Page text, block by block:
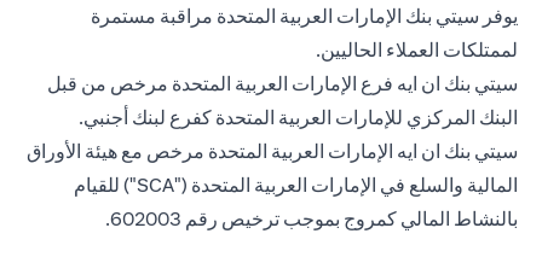
يوفر سيتي بنك الإمارات العربية المتحدة مراقبة مستمرة
لممتلكات العملاء الحاليين.
سيتي بنك ان ايه فرع الإمارات العربية المتحدة مرخص من قبل
البنك المركزي للإمارات العربية المتحدة كفرع لبنك أجنبي.
سيتي بنك ان ايه الإمارات العربية المتحدة مرخص مع هيئة الأوراق
المالية والسلع في الإمارات العربية المتحدة ("SCA") للقيام
بالنشاط المالي كمروج بموجب ترخيص رقم 602003.